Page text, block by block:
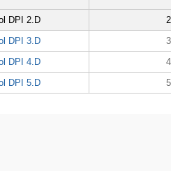
DPI 2.D 2
DPI 3.D
3
DPI 4.D
4
DPI 5.D
5